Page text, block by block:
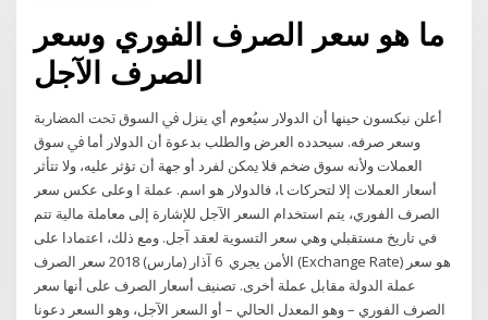
ما هو سعر الصرف الفوري وسعر
الصرف الآجل
أﻋﻠﻦ ﻧﻴﻜﺴﻮن ﺣﻴﻨﻬﺎ أن اﻟﺪوﻻر ﺳﻴُﻌﻮم أي ﻳﻨﺰل ﰲ اﻟﺴﻮق ﲢﺖ اﳌﻀﺎرﺑﺔ
وﺳﻌﺮ ﺻﺮﻓﻪ. ﺳﻴﺤﺪدﻩ اﻟﻌﺮض واﻟﻄﻠﺐ ﺑﺪﻋﻮة أن اﻟﺪوﻻر أﻣﺎ ﰲ ﺳﻮق
اﻟﻌﻤﻼت وﻷﻧﻪ ﺳﻮق ﺿﺨﻢ ﻓﻼ ﳝﻜﻦ ﻟﻔﺮد أو ﺟﻬﺔ أن ﺗﺆﺛﺮ ﻋﻠﻴﻪ، وﻻ ﺗﺘﺄﺛﺮ
أﺳﻌﺎر اﻟﻌﻤﻼت إﻻ ﻟﺘﺤﺮﻛﺎت ﺎ، ﻓﺎﻟﺪوﻻر ﻫﻮ اﺳﻢ. ﻋﻤﻠﺔ ا وعلى عكس سعر
الصرف الفوري، يتم استخدام السعر الآجل للإشارة إلى معاملة مالية تتم
في تاريخ مستقبلي وهي سعر التسوية لعقد آجل. ومع ذلك، اعتمادا على
الأمن يجري 6 آذار (مارس) 2018 سعر الصرف (Exchange Rate) هو سعر
عملة الدولة مقابل عملة أخرى. تصنيف أسعار الصرف على أنها سعر
الصرف الفوري – وهو المعدل الحالي – أو السعر الآجل، وهو السعر دعونا